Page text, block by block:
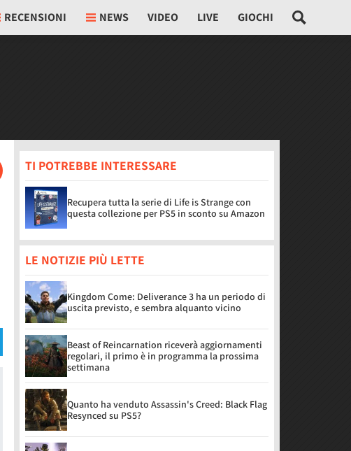
RECENSIONI NEWS VIDEO LIVE GIOCHI
TI POTREBBE INTERESSARE
Recupera tutta la serie di Life is Strange con
questa collezione per PS5 in sconto su Amazon
LE NOTIZIE PIÙ LETTE
Kingdom Come: Deliverance 3 ha un periodo di
uscita previsto, e sembra alquanto vicino
Beast of Reincarnation riceverà aggiornamenti
regolari, il primo è in programma la prossima
settimana
Quanto ha venduto Assassin's Creed: Black Flag
Resynced su PS5?